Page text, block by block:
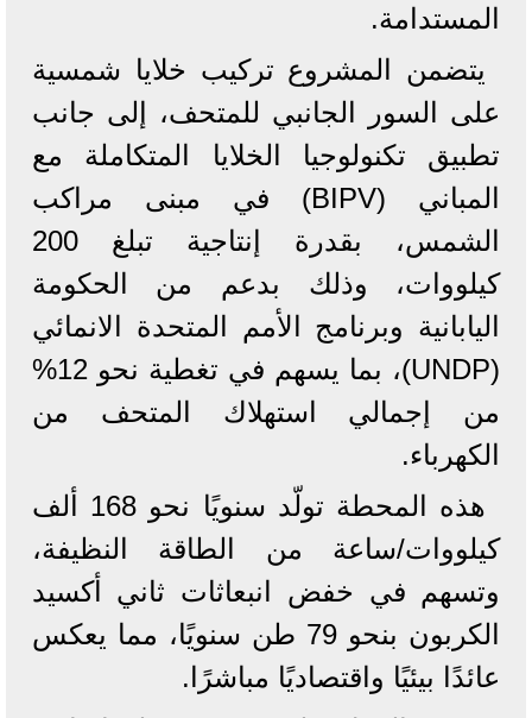
المستدامة.
يتضمن المشروع تركيب خلايا شمسية
على السور الجانبي للمتحف، إلى جانب
تطبيق تكنولوجيا الخلايا المتكاملة مع
المباني (BIPV) في مبنى مراكب
الشمس، بقدرة إنتاجية تبلغ 200
كيلووات، وذلك بدعم من الحكومة
اليابانية وبرنامج الأمم المتحدة الانمائي
(UNDP)، بما يسهم في تغطية نحو 12%
من إجمالي استهلاك المتحف من
الكهرباء.
هذه المحطة تولّد سنويًا نحو 168 ألف
كيلووات/ساعة من الطاقة النظيفة،
وتسهم في خفض انبعاثات ثاني أكسيد
الكربون بنحو 79 طن سنويًا، مما يعكس
عائدًا بيئيًا واقتصاديًا مباشرًا.